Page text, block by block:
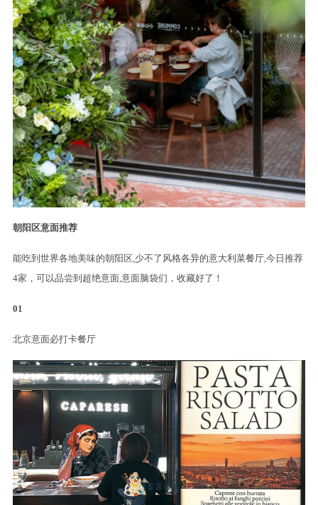
朝阳区意面推荐
能吃到世界各地美味的朝阳区,少不了风格各异的意大利菜餐厅,今日推荐
4家，可以品尝到超绝意面,意面脑袋们，收藏好了！
01
北京意面必打卡餐厅